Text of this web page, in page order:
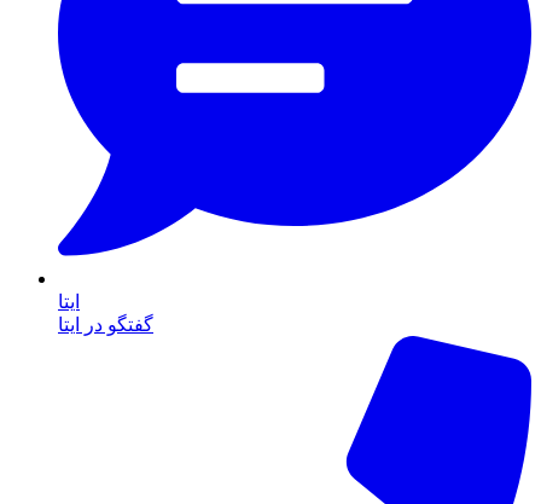
ایتا
گفتگو در ایتا